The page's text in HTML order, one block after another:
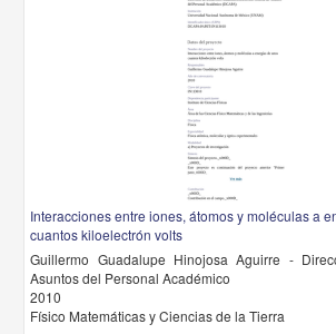
Interacciones entre iones, átomos y moléculas a
cuantos kiloelectrón volts
Guillermo Guadalupe Hinojosa Aguirre -
Asuntos del Personal Académico
2010
Físico Matemáticas y Ciencias de la Tierra